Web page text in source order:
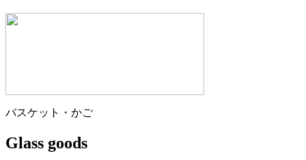
バスケット・かご
Glass goods